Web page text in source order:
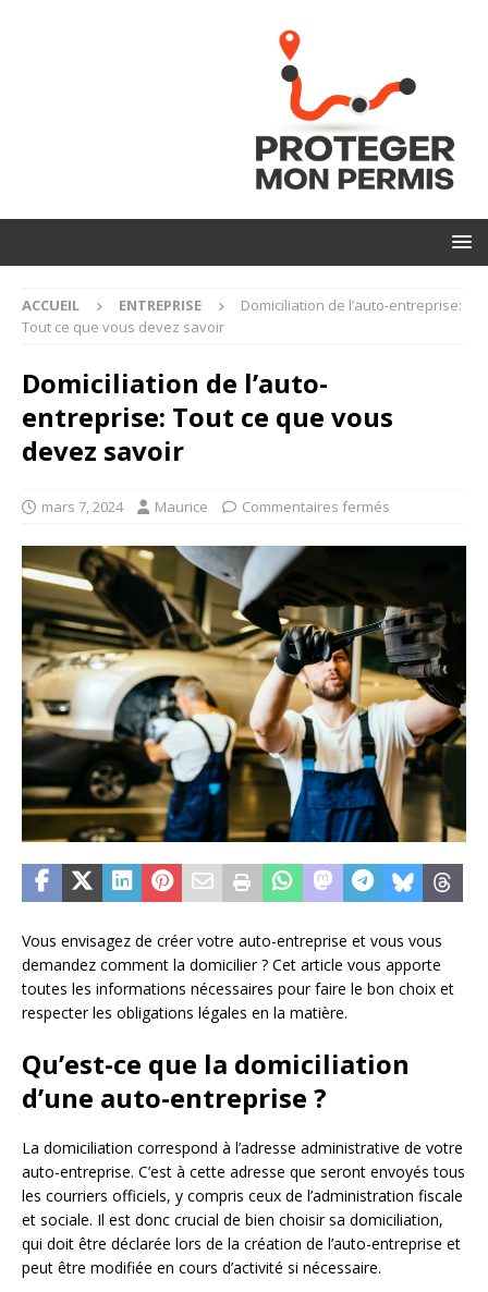
ACCUEIL ENTREPRISE
Domiciliation de l’auto-entreprise:
Tout ce que vous devez savoir
Domiciliation de l’auto-
entreprise: Tout ce que vous
devez savoir
mars 7, 2024 Maurice Commentaires fermés
Vous envisagez de créer votre auto-entreprise et vous vous
demandez comment la domicilier ? Cet article vous apporte
toutes les informations nécessaires pour faire le bon choix et
respecter les obligations légales en la matière.
Qu’est-ce que la domiciliation
d’une auto-entreprise ?
La domiciliation correspond à l’adresse administrative de votre
auto-entreprise. C’est à cette adresse que seront envoyés tous
les courriers officiels, y compris ceux de l’administration fiscale
et sociale. Il est donc crucial de bien choisir sa domiciliation,
qui doit être déclarée lors de la création de l’auto-entreprise et
peut être modifiée en cours d’activité si nécessaire.